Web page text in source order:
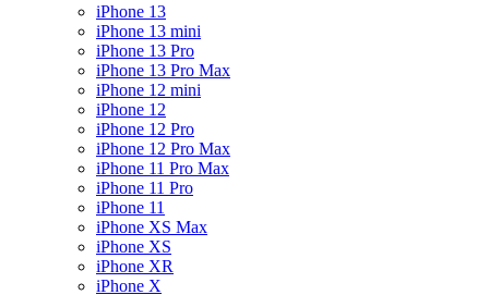
iPhone 13
iPhone 13 mini
iPhone 13 Pro
iPhone 13 Pro Max
iPhone 12 mini
iPhone 12
iPhone 12 Pro
iPhone 12 Pro Max
iPhone 11 Pro Max
iPhone 11 Pro
iPhone 11
iPhone XS Max
iPhone XS
iPhone XR
iPhone X